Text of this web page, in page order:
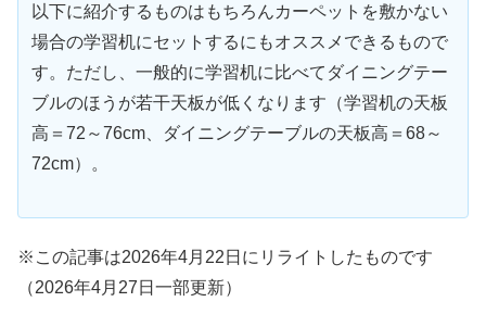
以下に紹介するものはもちろんカーペットを敷かない
場合の学習机にセットするにもオススメできるもので
す。ただし、一般的に学習机に比べてダイニングテー
ブルのほうが若干天板が低くなります（学習机の天板
高＝72～76cm、ダイニングテーブルの天板高＝68～
72cm）。
※この記事は2026年4月22日にリライトしたものです
（2026年4月27日一部更新）